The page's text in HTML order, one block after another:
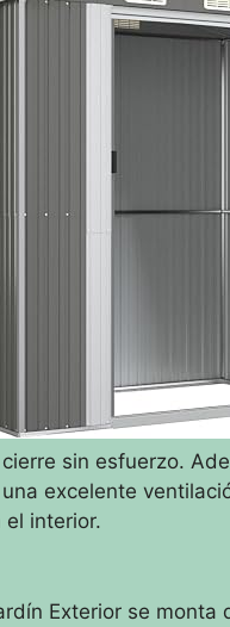
sin esfuerzo.
excelente
el interior.
Exterior se